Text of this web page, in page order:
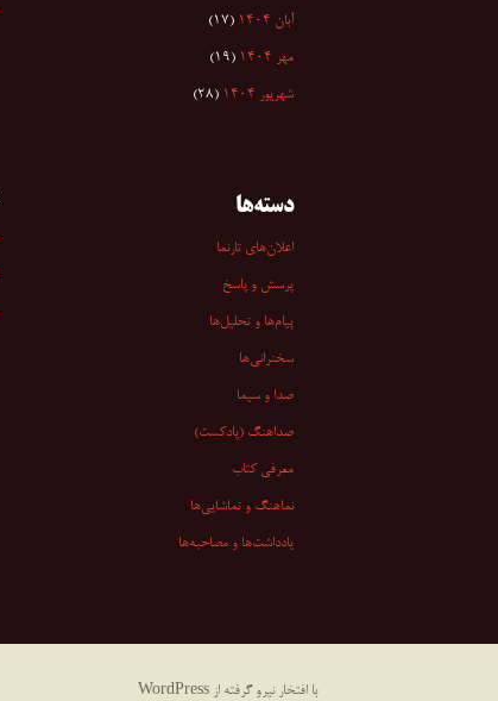
آبان ۱۴۰۴ (۱۷)
مهر ۱۴۰۴ (۱۹)
شهریور ۱۴۰۴ (۲۸)
دسته‌ها
اعلان‌های تارنما
پرسش و پاسخ
پیام‌ها و تحلیل‌ها
سخنرانی‏‏‌ها
صدا و سیما
صداهنگ (پادکست)
معرفی کتاب
نماهنگ و تماشایی‌ها
یادداشت‌ها و مصاحبه‌ها
با افتخار نیرو گرفته از WordPress